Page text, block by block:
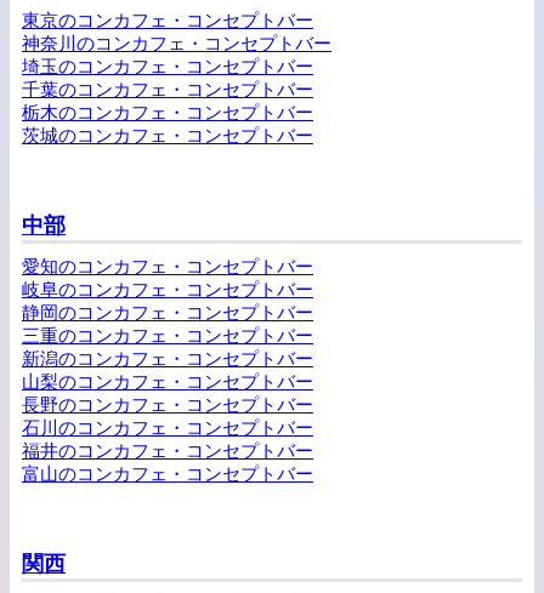
東京のコンカフェ・コンセプトバー
神奈川のコンカフェ・コンセプトバー
埼玉のコンカフェ・コンセプトバー
千葉のコンカフェ・コンセプトバー
栃木のコンカフェ・コンセプトバー
茨城のコンカフェ・コンセプトバー
中部
愛知のコンカフェ・コンセプトバー
岐阜のコンカフェ・コンセプトバー
静岡のコンカフェ・コンセプトバー
三重のコンカフェ・コンセプトバー
新潟のコンカフェ・コンセプトバー
山梨のコンカフェ・コンセプトバー
長野のコンカフェ・コンセプトバー
石川のコンカフェ・コンセプトバー
福井のコンカフェ・コンセプトバー
富山のコンカフェ・コンセプトバー
関西